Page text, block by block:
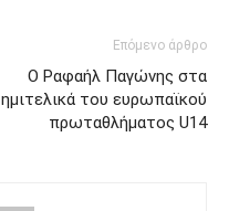
Επόμενο άρθρο
Ο Ραφαήλ Παγώνης στα
ημιτελικά του ευρωπαϊκού
πρωταθλήματος U14